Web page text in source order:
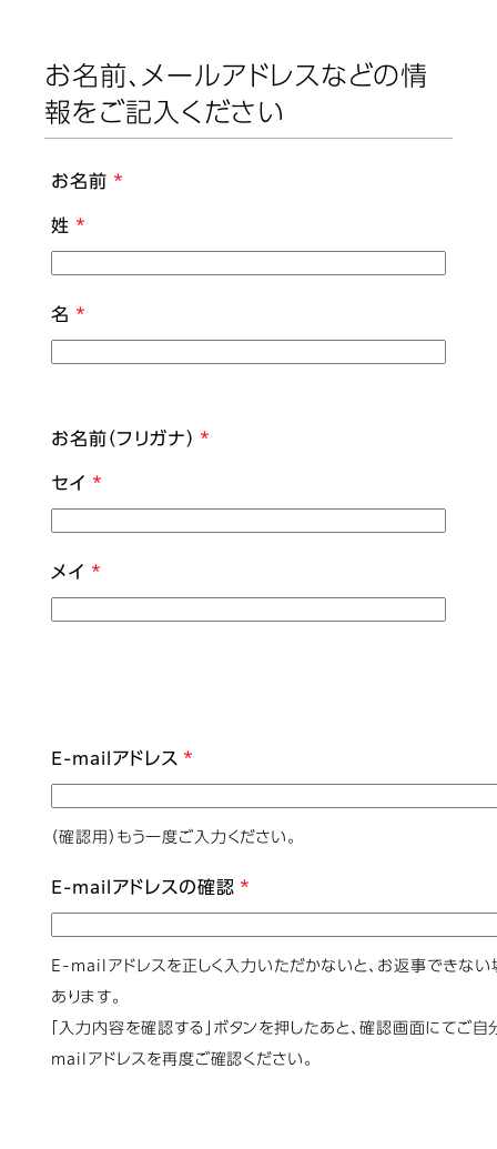
お名前、メールアドレスなどの情
報をご記入ください
お名前
姓
名
お名前（フリガナ）
セイ
メイ
E-mailアドレス
（確認用）もう一度ご入力ください。
E-mailアドレスの確認
E-mailアドレスを正しく入力いただかないと、お返事できない
あります。
「入力内容を確認する」ボタンを押したあと、確認画面にてご
mailアドレスを再度ご確認ください。